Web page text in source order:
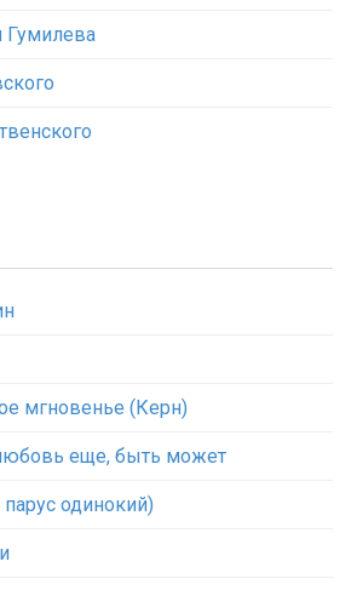
Гумилева
мгновенье (Керн)
еще, быть может
одинокий)